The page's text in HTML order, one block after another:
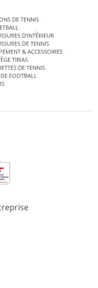
DE TENNIS
D’INTÉRIEUR
DE TENNIS
& ACCESSOIRES
TIBIAS
DE TENNIS
FOOTBALL